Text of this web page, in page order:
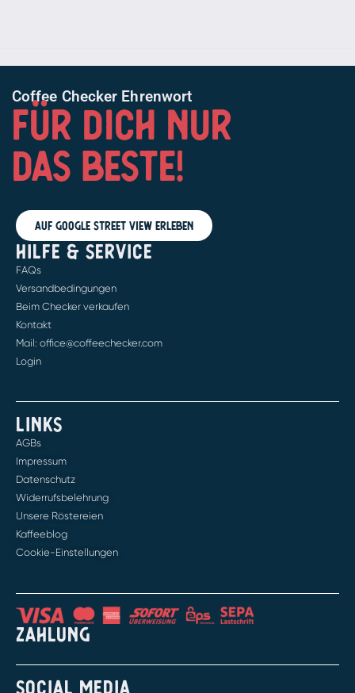
Coffee Checker Ehrenwort
FÜR DICH NUR
DAS BESTE!
Auf Google Street View erleben
HILFE & SERVICE
FAQs
Versandbedingungen
Beim Checker verkaufen
Kontakt
Mail: office@coffeechecker.com
Login
LINKS
AGBs
Impressum
Datenschutz
Widerrufsbelehrung
Unsere Röstereien
Kaffeeblog
Cookie-Einstellungen
ZAHLUNG